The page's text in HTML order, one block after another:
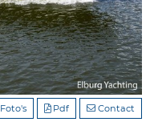
Contact
Pdf
Foto's